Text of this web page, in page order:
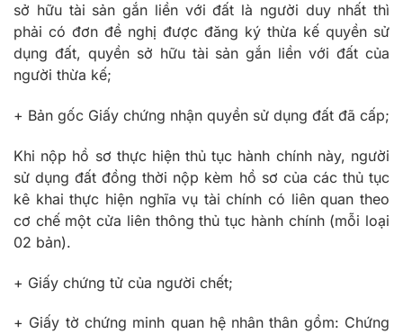
sở hữu tài sản gắn liền với đất là người duy nhất thì
phải có đơn đề nghị được đăng ký thừa kế quyền sử
dụng đất, quyền sở hữu tài sản gắn liền với đất của
người thừa kế;
+ Bản gốc Giấy chứng nhận quyền sử dụng đất đã cấp;
Khi nộp hồ sơ thực hiện thủ tục hành chính này, người
sử dụng đất đồng thời nộp kèm hồ sơ của các thủ tục
kê khai thực hiện nghĩa vụ tài chính có liên quan theo
cơ chế một cửa liên thông thủ tục hành chính (mỗi loại
02 bản).
+ Giấy chứng tử của người chết;
+ Giấy tờ chứng minh quan hệ nhân thân gồm: Chứng